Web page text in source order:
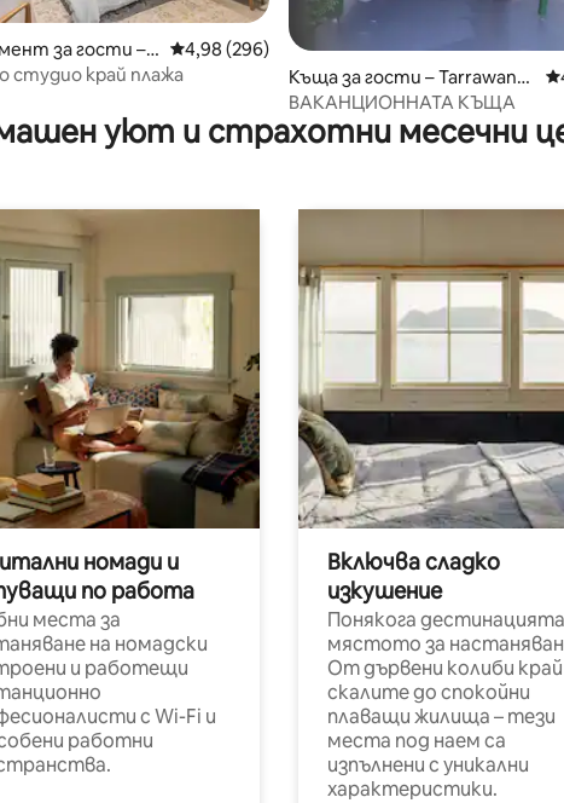
5, 133 отзива
за гости – У Средна оценка: 4,98 от 5, 296 отзива
4,98 (296)
студио край плажа
Къща за гости – Tarrawann
a
ВАКАНЦИОННАТА КЪЩА
уют и страхотни месечни
номади и
по работа
места за
на номадски
и работещи
с Wi-Fi и
работни
Включва сладко
изкушение
Понякога
мястото за
От дървени колиби край
скалите до спокойни
плаващи жилища – тези
места под наем са
изпълнени с уникални
характеристики.